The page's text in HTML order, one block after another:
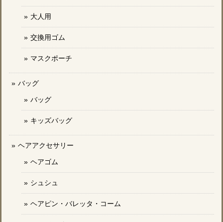
大人用
交換用ゴム
マスクポーチ
バッグ
バッグ
キッズバッグ
ヘアアクセサリー
ヘアゴム
シュシュ
ヘアピン・バレッタ・コーム